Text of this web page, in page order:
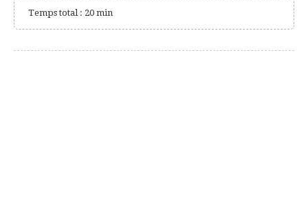
Temps total : 20 min